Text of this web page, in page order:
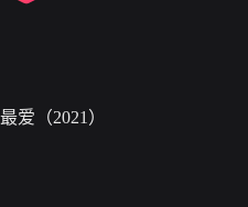
最爱（2021）